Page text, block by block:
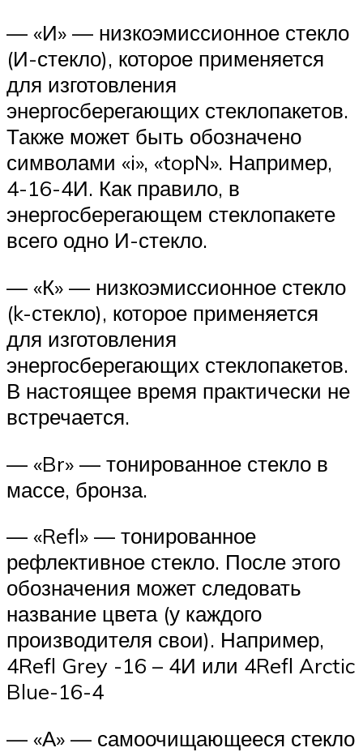
— «И» — низкоэмиссионное стекло
(И-стекло), которое применяется
для изготовления
энергосберегающих стеклопакетов.
Также может быть обозначено
символами «i», «topN». Например,
4-16-4И. Как правило, в
энергосберегающем стеклопакете
всего одно И-стекло.
— «К» — низкоэмиссионное стекло
(k-стекло), которое применяется
для изготовления
энергосберегающих стеклопакетов.
В настоящее время практически не
встречается.
— «Br» — тонированное стекло в
массе, бронза.
— «Refl» — тонированное
рефлективное стекло. После этого
обозначения может следовать
название цвета (у каждого
производителя свои). Например,
4Refl Grey -16 – 4И или 4Refl Arctic
Blue-16-4
— «А» — самоочищающееся стекло